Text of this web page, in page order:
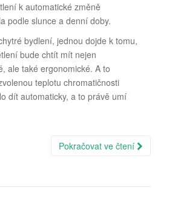
k automatické změně
podle slunce a denní doby.
bydlení, jednou dojde k tomu,
bude chtít mít nejen
ale také ergonomické. A to
teplotu chromatičnosti
dít automaticky, a to právě umí
Pokračovat ve čtení